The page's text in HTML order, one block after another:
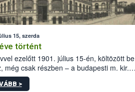
15, szerda
történt
ezelőtt 1901. július 15-én, költözött be
még csak részben – a budapesti m. kir.
állomás a Kis Rókus utca
alatti, Czigler Győző által tervezett új
>